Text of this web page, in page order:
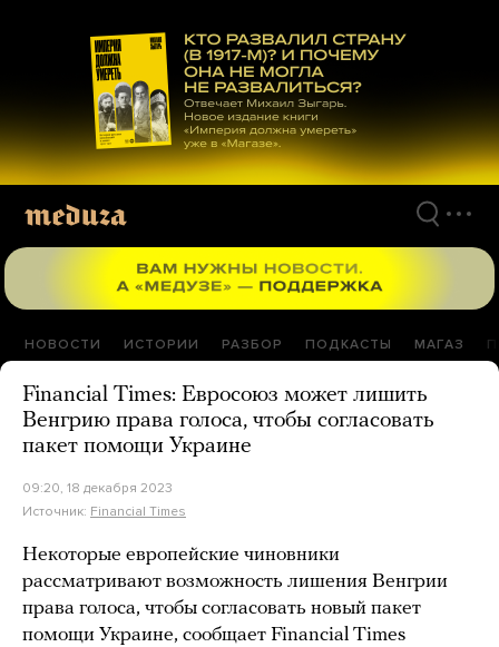
материалам
НОВОСТИ ИСТОРИИ РАЗБОР ПОДКАСТЫ МАГАЗ
Financial Times: Евросоюз может лишить
Венгрию права голоса, чтобы согласовать
пакет помощи Украине
09:20, 18 декабря 2023
Источник: Financial Times
Некоторые европейские чиновники
рассматривают возможность лишения Венгрии
права голоса, чтобы согласовать новый пакет
помощи Украине, сообщает Financial Times